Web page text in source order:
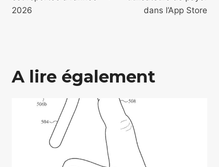
2026
dans l’App Store
A lire également